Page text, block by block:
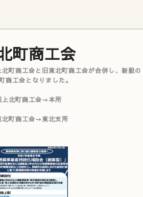
町商工会
町商工会と旧東北町商工会が合併し、新設の
商工会となりました。
上北町商工会→本所
北町商工会→東北支所